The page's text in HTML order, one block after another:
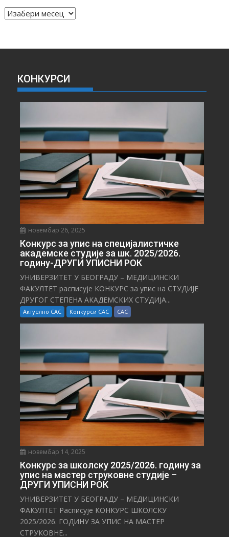
А
И
КОНКУРСИ
новембар 26, 2025
Конкурс за упис на специјалистичке
академске студије за шк. 2025/2026.
годину-ДРУГИ УПИСНИ РОК
УНИВЕРЗИТЕТ У БЕОГРАДУ – МЕДИЦИНСКИ
ФАКУЛТЕТ расписује КОНКУРС за упис на СТУДИЈЕ
ДРУГОГ СТЕПЕНА АКАДЕМСКИХ СТУДИЈА...
Актуелно САС Конкурси САС САС
новембар 14, 2025
Конкурс за школску 2025/⁠2026. годину за
упис на мастер струковне студије –
ДРУГИ УПИСНИ РОК
УНИВЕРЗИТЕТ У БЕОГРАДУ – МЕДИЦИНСКИ
ФАКУЛТЕТ Расписује КОНКУРС ШКОЛСКУ
2025/⁠2026. ГОДИНУ ЗА УПИС НА МАСТЕР
СТРУКОВНЕ...